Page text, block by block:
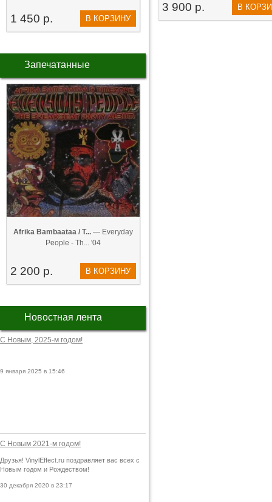
1 450 р. В КОРЗИНУ
Запечатанные
Afrika Bambaataa / T... — Everyday
People - Th... '04
2 200 р. В КОРЗИНУ
Новостная лента
С Новым, 2025-м годом!
9 января 2025 в 15:46
С Новым 2021-м годом!
Друзья! VinylEffect.ru поздравляет вас всех с
Новым годом и Рождеством!
30 декабря 2020 в 23:17
3 900 р. В